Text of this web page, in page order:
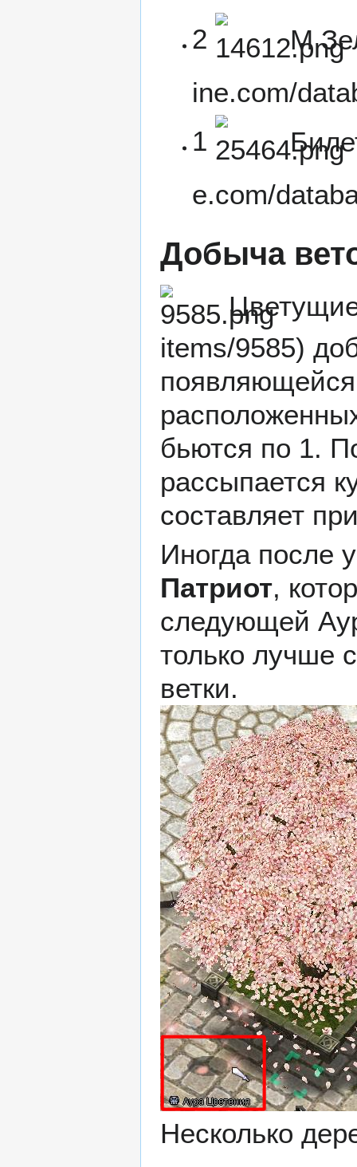
2 M
1
Добыча
бьются по 1.
рассыпается
составляет
Иногда после
Патриот,
следующей
только лучше
ветки.
Несколько